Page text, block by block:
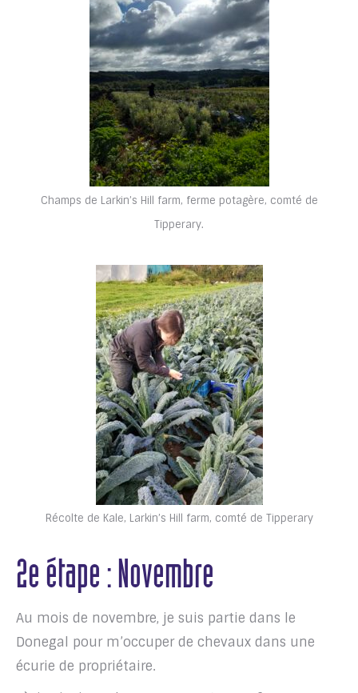
Champs de Larkin’s Hill farm, ferme potagère, comté de
Tipperary.
Récolte de Kale, Larkin’s Hill farm, comté de Tipperary
2e étape : Novembre
Au mois de novembre, je suis partie dans le
Donegal pour m’occuper de chevaux dans une
écurie de propriétaire.